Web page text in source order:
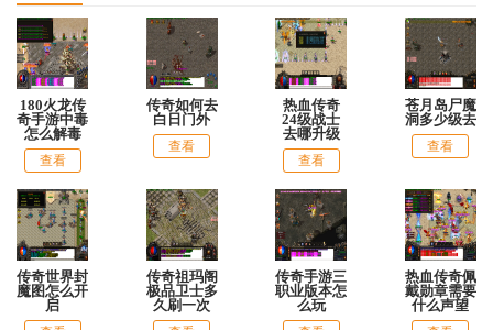
180火龙传
奇手游中毒
怎么解毒
查看
传奇如何去
白日门外
查看
热血传奇
24级战士
去哪升级
查看
苍月岛尸魔
洞多少级去
查看
传奇世界封
魔图怎么开
启
传奇祖玛阁
极品卫士多
久刷一次
传奇手游三
职业版本怎
么玩
热血传奇佩
戴勋章需要
什么声望